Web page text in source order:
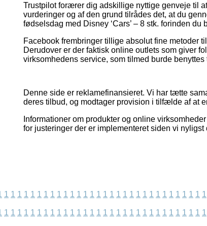
Trustpilot forærer dig adskillige nyttige genveje til
vurderinger og af den grund tilrådes det, at du
fødselsdag med Disney ‘Cars’ – 8 stk. forinden du
Facebook frembringer tillige absolut fine metoder
Derudover er der faktisk online outlets som giver
virksomhedens service, som tilmed burde
Denne side er reklamefinansieret. Vi har tætte
deres tilbud, og modtager provision i tilfælde af at
Informationer om produkter og online
for justeringer der er implementeret siden vi
1 1 1 1 1 1 1 1 1 1 1 1 1 1 1 1 1 1 1 1 1 1 1 1 1 1 1 1 1 1 1
1 1 1 1 1 1 1 1 1 1 1 1 1 1 1 1 1 1 1 1 1 1 1 1 1 1 1 1 1 1 1